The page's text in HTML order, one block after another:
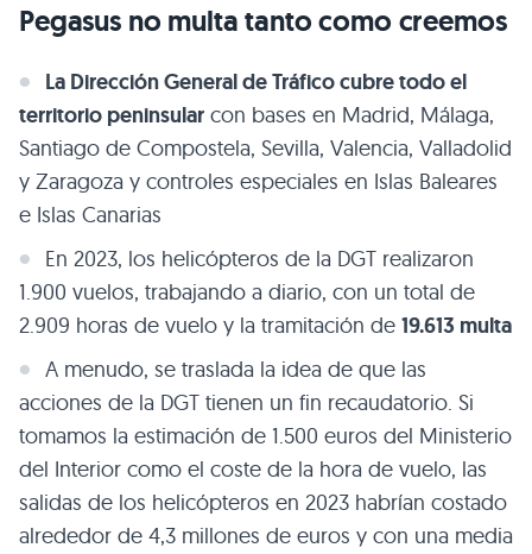
Pegasus no multa tanto como creemos
La Dirección General de Tráfico cubre todo el
territorio peninsular con bases en Madrid, Málaga,
Santiago de Compostela, Sevilla, Valencia, Valladolid
y Zaragoza y controles especiales en Islas Baleares
e Islas Canarias
En 2023, los helicópteros de la DGT realizaron
1.900 vuelos, trabajando a diario, con un total de
2.909 horas de vuelo y la tramitación de 19.613 multa
A menudo, se traslada la idea de que las
acciones de la DGT tienen un fin recaudatorio. Si
tomamos la estimación de 1.500 euros del Ministerio
del Interior como el coste de la hora de vuelo, las
salidas de los helicópteros en 2023 habrían costado
alrededor de 4,3 millones de euros y con una media